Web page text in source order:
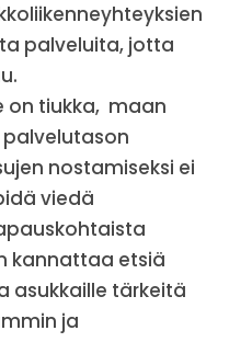
palveluita, jotta
on tiukka, maan
palvelutason
nostamiseksi ei
viedä
kannattaa etsiä
asukkaille tärkeitä
ja